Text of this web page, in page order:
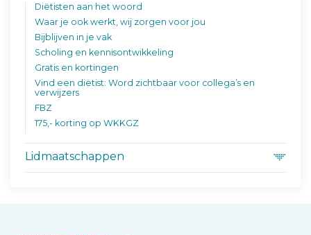
Diëtisten aan het woord
Waar je ook werkt, wij zorgen voor jou
Bijblijven in je vak
Scholing en kennisontwikkeling
Gratis en kortingen
Vind een diëtist: Word zichtbaar voor collega’s en
verwijzers
FBZ
175,- korting op WKKGZ
Lidmaatschappen